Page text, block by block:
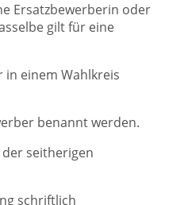
Ersatzbewerberin oder
gilt für eine
einem Wahlkreis
benannt werden.
seitherigen
schriftlich